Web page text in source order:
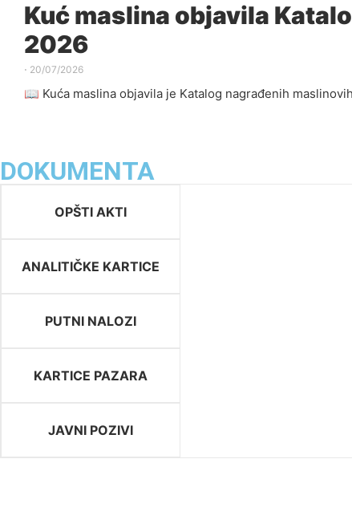
Kuć maslina objavila
2026
⋅ 20/07/2026
📖 Kuća maslina objavila je Katalog nagrađenih
DOKUMENTA
OPŠTI AKTI
ANALITIČKE KARTICE
PUTNI NALOZI
KARTICE PAZARA
JAVNI POZIVI